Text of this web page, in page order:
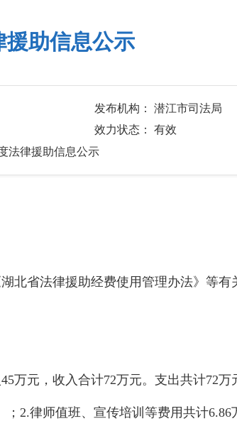
援助信息公示
发布机构： 潜江市司法局
效力状态： 有效
律援助信息公示
湖北省法律援助经费使用管理办法》等有
万元，收入合计72万元。支出共计72万
； 2.律师值班、宣传培训等费用共计6.86